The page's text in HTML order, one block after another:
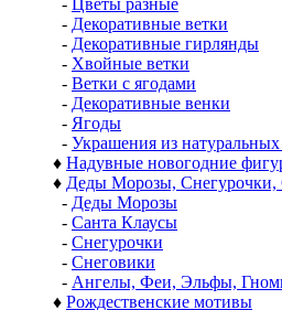
- Цветы разные
- Декоративные ветки
- Декоративные гирлянды
- Хвойные ветки
- Ветки с ягодами
- Декоративные венки
- Ягоды
- Украшения из натуральных
♦ Надувные новогодние
♦ Деды Морозы,
- Деды Морозы
- Санта Клаусы
- Снегурочки
- Снеговики
- Ангелы, Феи, Эльфы,
♦ Рождественские мотивы